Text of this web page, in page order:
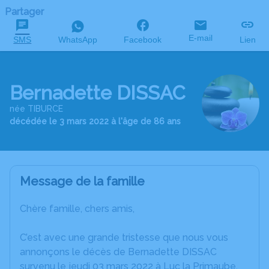
Partager
SMS WhatsApp Facebook E-mail Lien
Bernadette DISSAC
née TIBURCE
décédée le 3 mars 2022 à l'âge de 86 ans
Message de la famille
Chère famille, chers amis,
C’est avec une grande tristesse que nous vous
annonçons le décès de Bernadette DISSAC
survenu le jeudi 03 mars 2022 à Luc la Primaube.